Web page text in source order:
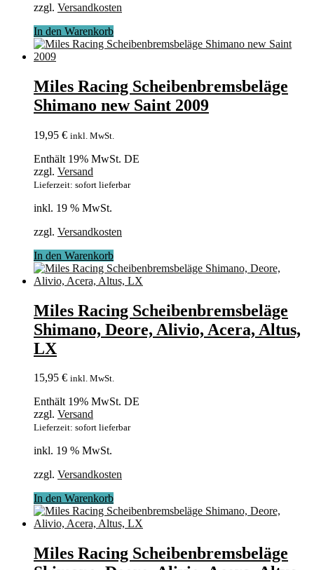
zzgl. Versandkosten
In den Warenkorb
Miles Racing Scheibenbremsbeläge
Shimano new Saint 2009
19,95 € inkl. MwSt.
Enthält 19% MwSt. DE
zzgl. Versand
Lieferzeit: sofort lieferbar
inkl. 19 % MwSt.
zzgl. Versandkosten
In den Warenkorb
Miles Racing Scheibenbremsbeläge
Shimano, Deore, Alivio, Acera, Altus,
LX
15,95 € inkl. MwSt.
Enthält 19% MwSt. DE
zzgl. Versand
Lieferzeit: sofort lieferbar
inkl. 19 % MwSt.
zzgl. Versandkosten
In den Warenkorb
Miles Racing Scheibenbremsbeläge